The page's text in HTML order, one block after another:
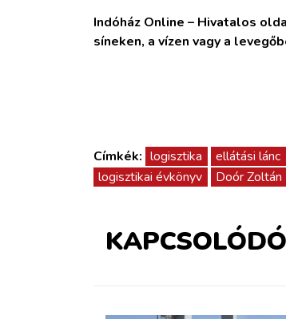
Indóház Online – Hivatalos
síneken, a vízen vagy a
Címkék: logisztika ellátási lánc
logisztikai évkönyv
Doór Zoltán